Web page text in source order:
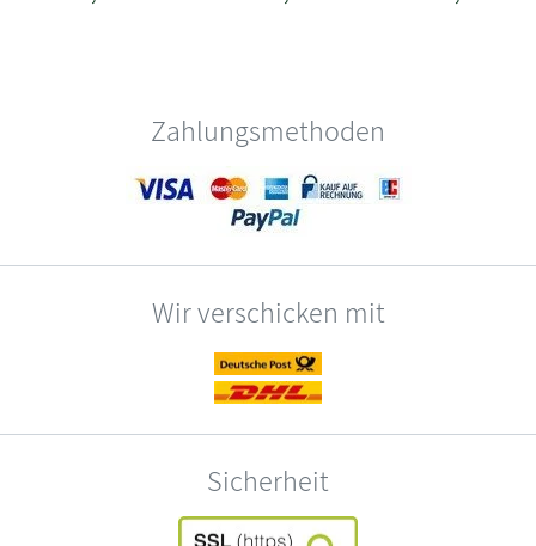
Zahlungsmethoden
Wir verschicken mit
Sicherheit